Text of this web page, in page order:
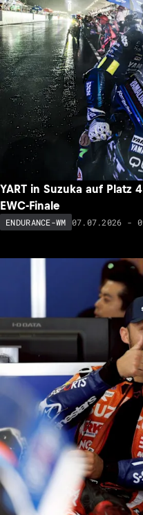
YART in Suzuka auf Platz
EWC-Finale
ENDURANCE-WM 07.07.2026 -